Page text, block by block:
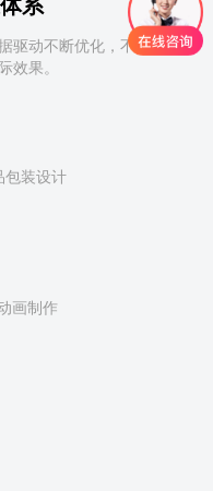
系
驱动不断优化，不仅提升品
效果。
包装设计
画制作